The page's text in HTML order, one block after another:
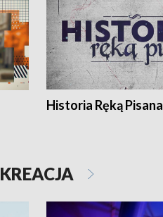
Historia Ręką Pisana